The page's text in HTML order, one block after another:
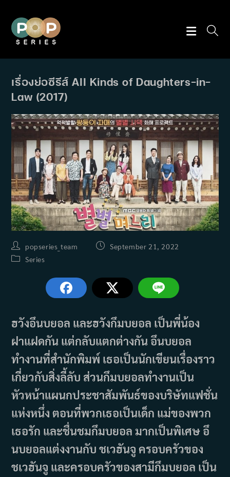
content
เรื่องย่อซีรีส์ All Kinds of Daughters-in-
Law (2017)
Post
author:
popseries_team
PostSeptember 21, 2022
PostSeries
ฮวังอึนบยอล และฮวังกึมบยอล เป็นพี่น้อง
ฝาแฝดกัน แต่กลับแตกต่างกัน อึนบยอล
ทำงานที่สำนักพิมพ์ เธอเป็นนักเขียนเรื่องราว
เกี่ยวกับสิ่งลี้ลับ ส่วนกึมบยอลทำงานเป็น
หัวหน้าแผนกประชาสัมพันธ์ของบริษัทแฟชั่น
แห่งหนึ่ง ตอนที่พวกเธอเป็นเด็ก แม่ของพวก
เธอรัก และชื่นชมกึมบยอล มากเป็นพิเศษ อึ
นบยอลแต่งงานกับ ชเวฮันจู ครอบครัวของ
ชเวฮันจู และครอบครัวของสามีกึมบยอล เป็น